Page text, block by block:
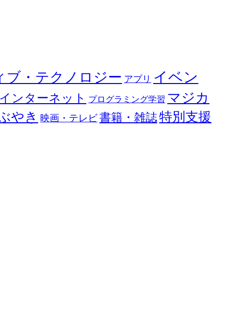
ブ・テクノロジー アプリ イベン
ンターネット プログラミング学習 マジカ
やき 映画・テレビ書籍・雑誌特別支援